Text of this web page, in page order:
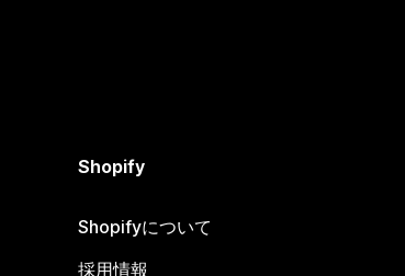
Shopify
Shopifyについて
採用情報